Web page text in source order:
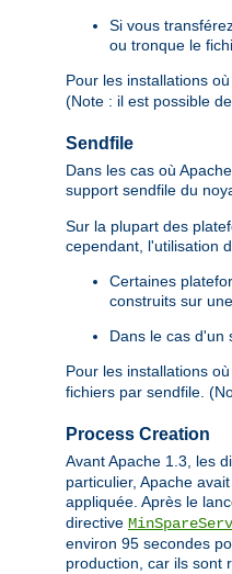
Si vous
ou tronque le
Pour les installations
(Note : il est possible
Sendfile
Dans les cas où
support sendfile du
Sur la plupart des
cependant, l'utilisation
Certaines
construits sur
Dans le cas d'un
Pour les installations
fichiers par sendfile.
Process Creation
Avant Apache 1.3, les
particulier, Apache
appliquée. Après le
directive
environ 95 secondes
production, car ils sont